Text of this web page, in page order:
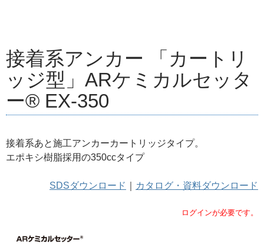
接着系アンカー 「カートリ
ッジ型」ARケミカルセッタ
ー® EX-350
接着系あと施工アンカーカートリッジタイプ。
エポキシ樹脂採用の350ccタイプ
SDSダウンロード カタログ・資料ダウンロード
ログインが必要です。